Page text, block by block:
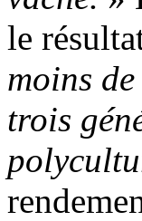
le
moins
trois